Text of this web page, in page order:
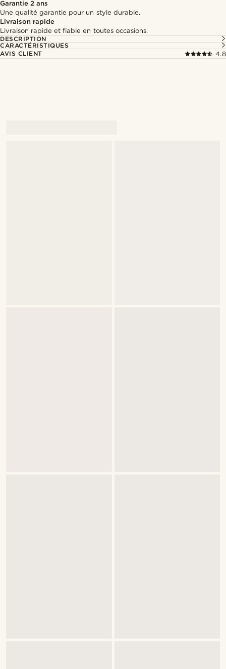
Garantie 2 ans
Une qualité garantie pour un style durable.
Livraison rapide
Livraison rapide et fiable en toutes occasions.
DESCRIPTION
CARACTÉRISTIQUES
AVIS CLIENT
4.8